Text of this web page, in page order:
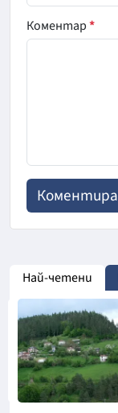
Коментар*
Най-четени